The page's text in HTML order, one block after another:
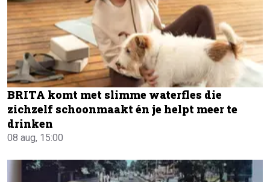
BRITA komt met slimme waterfles die
zichzelf schoonmaakt én je helpt meer te
drinken
08 aug, 15:00